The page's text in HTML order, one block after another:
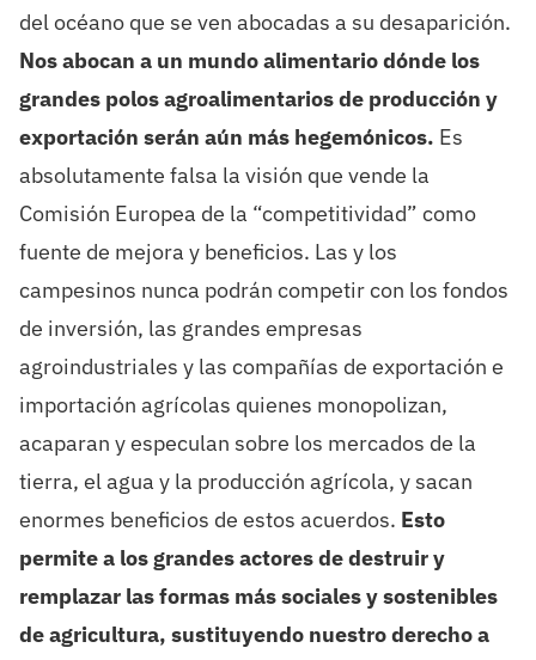
del océano que se ven abocadas a su desaparición.
Nos abocan a un mundo alimentario dónde los
grandes polos agroalimentarios de producción y
exportación serán aún más hegemónicos. Es
absolutamente falsa la visión que vende la
Comisión Europea de la “competitividad” como
fuente de mejora y beneficios. Las y los
campesinos nunca podrán competir con los fondos
de inversión, las grandes empresas
agroindustriales y las compañías de exportación e
importación agrícolas quienes monopolizan,
acaparan y especulan sobre los mercados de la
tierra, el agua y la producción agrícola, y sacan
enormes beneficios de estos acuerdos. Esto
permite a los grandes actores de destruir y
remplazar las formas más sociales y sostenibles
de agricultura, sustituyendo nuestro derecho a